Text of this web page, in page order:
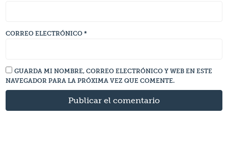
CORREO ELECTRÓNICO*
GUARDA MI NOMBRE, CORREO ELECTRÓNICO Y WEB EN ESTE
NAVEGADOR PARA LA PRÓXIMA VEZ QUE COMENTE.